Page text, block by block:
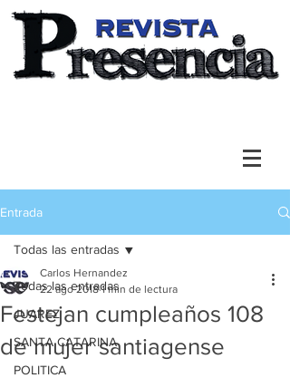
Entrada
Todas las entradas
JUAREZ
SANTA CATARINA
POLITICA
Todas las entradas
Festejan cumpleaños 108
de mujer santiagense
Carlos Hernandez
22 ago 2018 1 min de lectura